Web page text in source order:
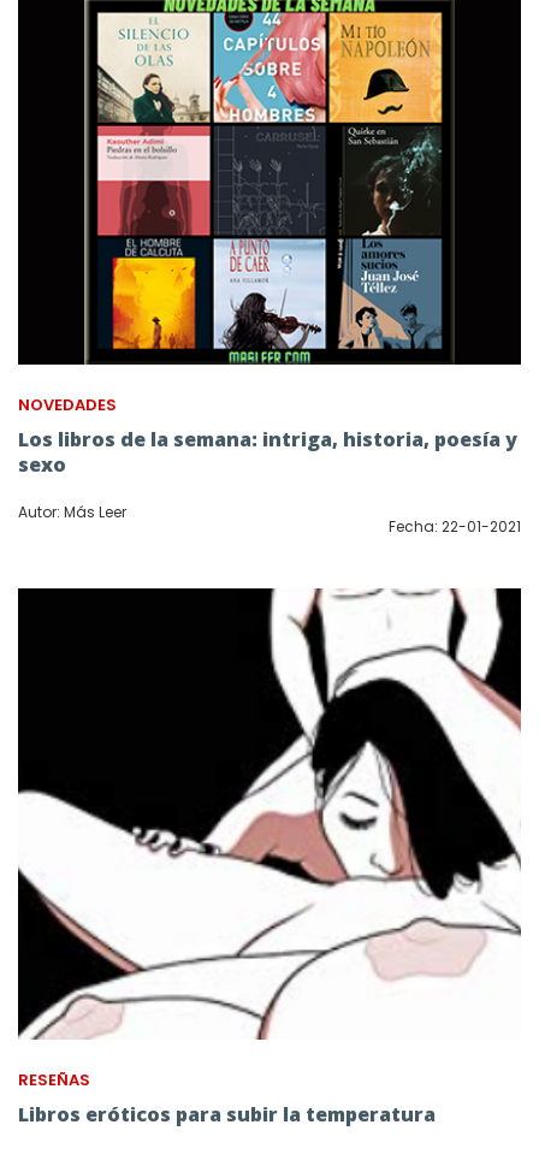
NOVEDADES
Los libros de la semana: intriga, historia, poesía y
sexo
Autor: Más Leer
Fecha: 22-01-2021
RESEÑAS
Libros eróticos para subir la temperatura